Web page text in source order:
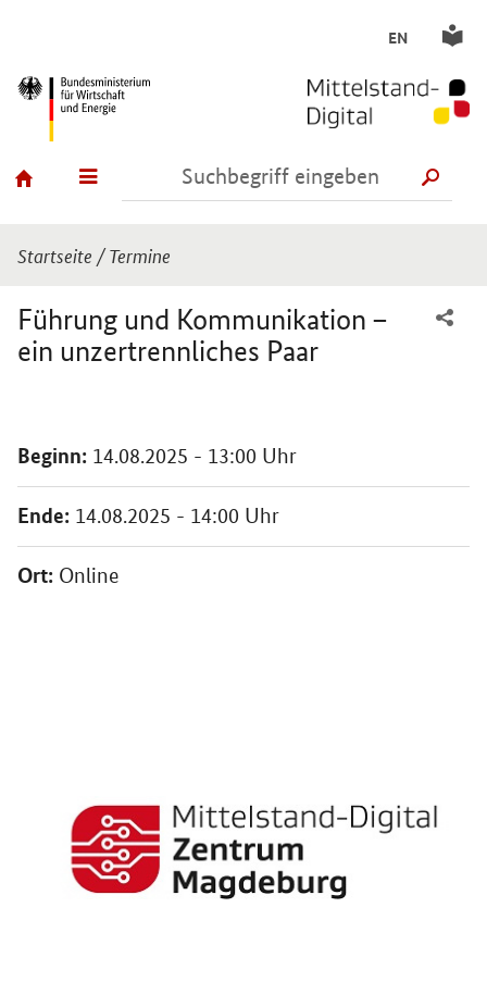
EN
Sie sind hier:
Startseite /Termine
Führung und Kommunikation –
ein unzertrennliches Paar
Beginn: 14.08.2025 - 13:00 Uhr
Ende: 14.08.2025 - 14:00 Uhr
Ort: Online